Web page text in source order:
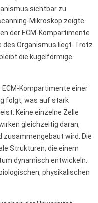
sichtbar zu
Mikroskop zeigte
der ECM-Kompartimente
des Organismus liegt. Trotz
die kugelförmige
ECM-Kompartimente einer
folgt, was auf stark
Keine einzelne Zelle
gleichzeitig daran,
zusammengebaut wird. Die
Strukturen, die einem
dynamisch entwickeln.
physikalischen